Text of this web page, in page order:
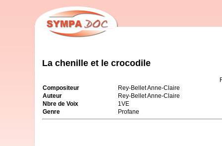
La chenille et le crocodile
Compositeur
Rey-Bellet Anne-Claire
Auteur
Rey-Bellet Anne-Claire
Nbre de Voix
1VE
Genre
Profane